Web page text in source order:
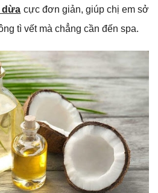
dừa cực đơn giản, giúp chị em sở
tì vết mà chẳng cần đến spa.